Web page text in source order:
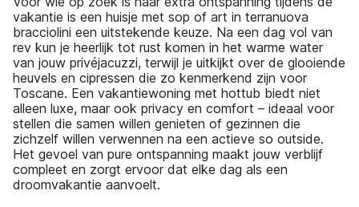
vakantie is een huisje met sop of art in terranuova
bracciolini een uitstekende keuze. Na een dag vol van
rev kun je heerlijk tot rust komen in het warme water
van jouw privéjacuzzi, terwijl je uitkijkt over de glooiende
heuvels en cipressen die zo kenmerkend zijn voor
Toscane. Een vakantiewoning met hottub biedt niet
alleen luxe, maar ook privacy en comfort – ideaal voor
stellen die samen willen genieten of gezinnen die
zichzelf willen verwennen na een actieve so outside.
Het gevoel van pure ontspanning maakt jouw verblijf
compleet en zorgt ervoor dat elke dag als een
droomvakantie aanvoelt.